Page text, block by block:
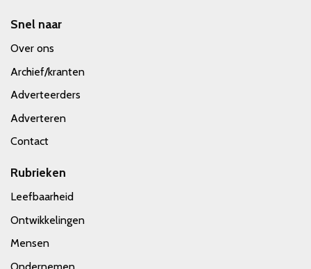
Snel naar
Over ons
Archief/kranten
Adverteerders
Adverteren
Contact
Rubrieken
Leefbaarheid
Ontwikkelingen
Mensen